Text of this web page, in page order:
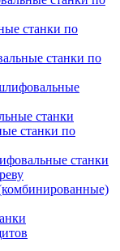
станки по
станки по
станки
станки по
станки